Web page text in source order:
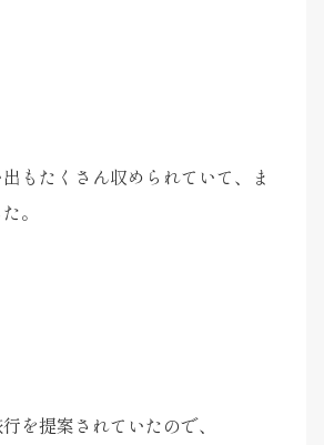
もたくさん収められていて、ま
。
を提案されていたので、